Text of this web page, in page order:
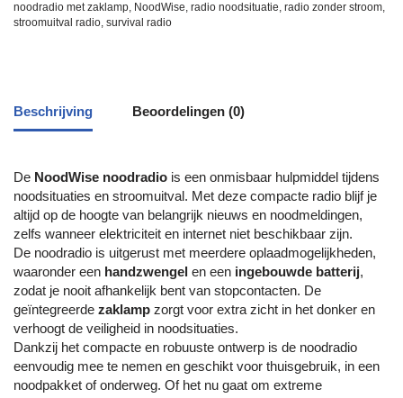
noodradio met zaklamp, NoodWise, radio noodsituatie, radio zonder stroom,
stroomuitval radio, survival radio
Beschrijving Beoordelingen (0)
De NoodWise noodradio is een onmisbaar hulpmiddel tijdens
noodsituaties en stroomuitval. Met deze compacte radio blijf je
altijd op de hoogte van belangrijk nieuws en noodmeldingen,
zelfs wanneer elektriciteit en internet niet beschikbaar zijn.
De noodradio is uitgerust met meerdere oplaadmogelijkheden,
waaronder een handzwengel en een ingebouwde batterij,
zodat je nooit afhankelijk bent van stopcontacten. De
geïntegreerde zaklamp zorgt voor extra zicht in het donker en
verhoogt de veiligheid in noodsituaties.
Dankzij het compacte en robuuste ontwerp is de noodradio
eenvoudig mee te nemen en geschikt voor thuisgebruik, in een
noodpakket of onderweg. Of het nu gaat om extreme